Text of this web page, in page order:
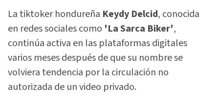
La tiktoker hondureña Keydy Delcid, conocida
en redes sociales como 'La Sarca Biker',
continúa activa en las plataformas digitales
varios meses después de que su nombre se
volviera tendencia por la circulación no
autorizada de un video privado.